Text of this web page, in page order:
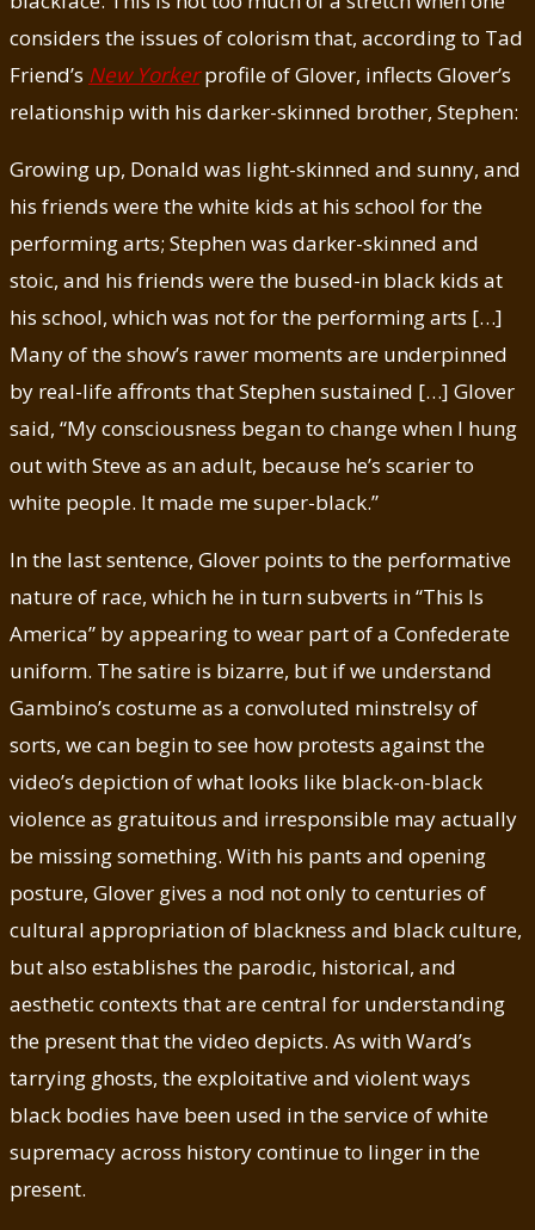
considers the issues of colorism that, according to Tad
Friend’s New Yorkerprofile of Glover, inflects Glover’s
relationship with his darker-skinned brother, Stephen:
Growing up, Donald was light-skinned and sunny, and
his friends were the white kids at his school for the
performing arts; Stephen was darker-skinned and
stoic, and his friends were the bused-in black kids at
his school, which was not for the performing arts […]
Many of the show’s rawer moments are underpinned
by real-life affronts that Stephen sustained […] Glover
said, “My consciousness began to change when I hung
out with Steve as an adult, because he’s scarier to
white people. It made me super-black.”
In the last sentence, Glover points to the performative
nature of race, which he in turn subverts in “This Is
America” by appearing to wear part of a Confederate
uniform. The satire is bizarre, but if we understand
Gambino’s costume as a convoluted minstrelsy of
sorts, we can begin to see how protests against the
video’s depiction of what looks like black-on-black
violence as gratuitous and irresponsible may actually
be missing something. With his pants and opening
posture, Glover gives a nod not only to centuries of
cultural appropriation of blackness and black culture,
but also establishes the parodic, historical, and
aesthetic contexts that are central for understanding
the present that the video depicts. As with Ward’s
tarrying ghosts, the exploitative and violent ways
black bodies have been used in the service of white
supremacy across history continue to linger in the
present.